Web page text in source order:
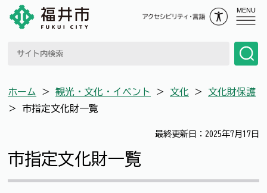
MENU
ホーム ＞ 観光・文化・イベント ＞ 文化 ＞ 文化財保護
＞ 市指定文化財一覧
最終更新日：2025年7月17日
市指定文化財一覧